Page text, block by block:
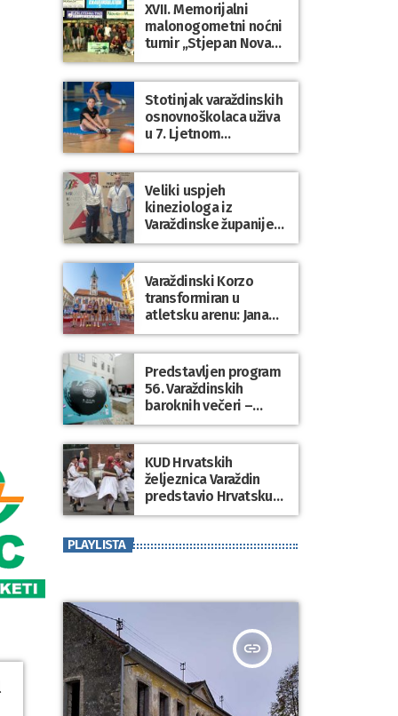
XVII. Memorijalni
malonogometni noćni
turnir „Stjepan Novak“
okupio brojne ekipe i
posjetitelje u Grani
Stotinjak varaždinskih
osnovnoškolaca uživa
u 7. Ljetnom
sportskom višeboju
Veliki uspjeh
kineziologa iz
Varaždinske županije
na 34. međunarodnoj
ljetnoj školi
kineziologa u Poreču
Varaždinski Korzo
transformiran u
atletsku arenu: Jana
Koščak i Klemen
Modrijančić pobjednici
atletskog spektakla
“Korzo Jump 2026”
Predstavljen program
56. Varaždinskih
baroknih večeri –
zemlja partner
Kraljevina Belgija
KUD Hrvatskih
željeznica Varaždin
predstavio Hrvatsku
na međunarodnom
SAD-u
PLAYLISTA
insert_link